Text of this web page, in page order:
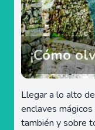
¡Cómo
Llegar a lo alto
enclaves
también y sobre